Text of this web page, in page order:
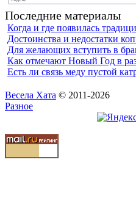
Последние материалы
Когда и где появилась
Достоинства и недостатки
Для желающих вступить в
Как отмечают Новый Год в
Есть ли связь меду пустой
Весела Хата © 2011-2026
Разное